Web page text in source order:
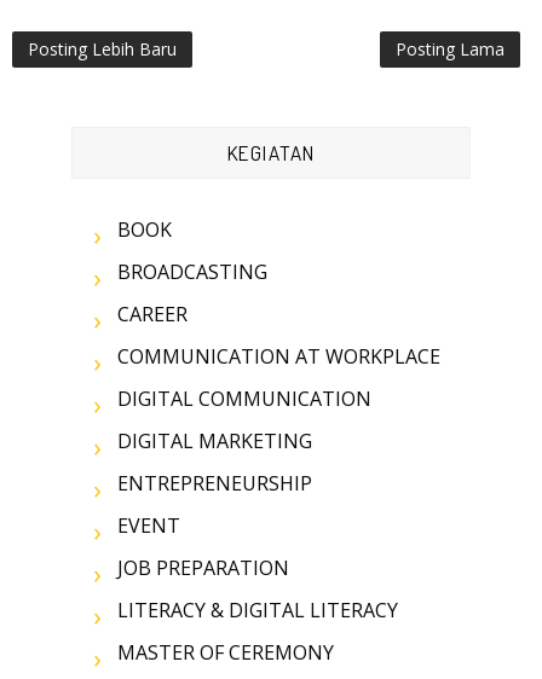
Posting Lebih Baru Posting Lama
KEGIATAN
BOOK
BROADCASTING
CAREER
COMMUNICATION AT WORKPLACE
DIGITAL COMMUNICATION
DIGITAL MARKETING
ENTREPRENEURSHIP
EVENT
JOB PREPARATION
LITERACY & DIGITAL LITERACY
MASTER OF CEREMONY